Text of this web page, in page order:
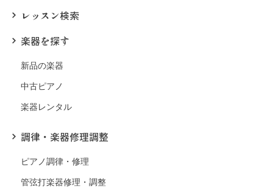
レッスン検索
楽器を探す
新品の楽器
中古ピアノ
楽器レンタル
調律・楽器修理調整
ピアノ調律・修理
管弦打楽器修理・調整